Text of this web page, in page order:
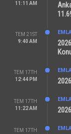
11:11 AM
TEM 21ST
9:40 AM
TEM 17TH
12:44 PM
TEM 17TH
11:22 AM
TEM 17TH